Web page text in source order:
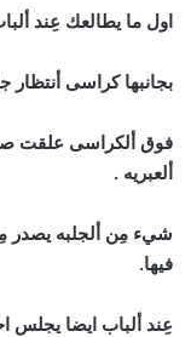
اول ما يطالعك عِند
بجانبها كراسى
فوق ألكراسى علقت
ألعبريه .
شيء مِن ألجلبه يصدر
فيها.
عِند ألباب ايضا يجلس